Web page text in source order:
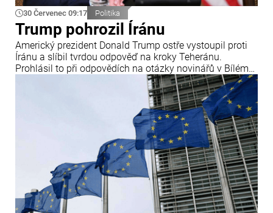
30 Červenec 09:17 Politika
Trump pohrozil Íránu
Americký prezident Donald Trump ostře vystoupil proti
Íránu a slíbil tvrdou odpověď na kroky Teheránu.
Prohlásil to při odpovědích na otázky novinářů v Bílém
domě. Podle amerického prezidenta jsou Spojené státy
připraveny zasadit Íránu „velmi silný úder“.